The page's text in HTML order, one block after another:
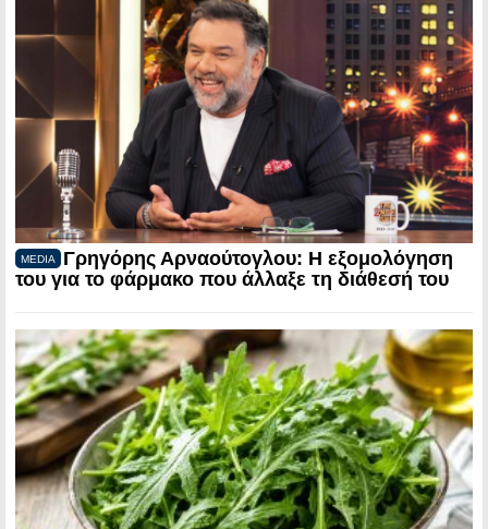
MEDIA
Γρηγόρης Αρναούτογλου: Η εξομολόγηση
του για το φάρμακο που άλλαξε τη διάθεσή του